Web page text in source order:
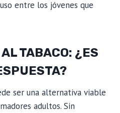
entre los jóvenes que
TABACO: ¿ES
ser una alternativa viable
adultos. Sin